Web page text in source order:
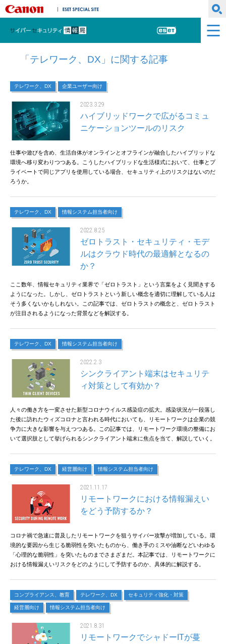
キヤノンマーケティングジャパン株式会社
サイバーセキュリティ情報局
ESET
「テレワーク、DX」に関する記事
テレワーク、DX 企業ユーザー向け
2023.3.29
ハイブリッドワークで広がるコミュ
ニケーションツールのリスク
仕事や遊びを含め、生活自体がオンラインとオフラインが融合したハイブリッドな
環境へ移り変わりつつある。こうしたハイブリッドな生活様式において、仕事とプ
ライベートで同じアプリを使用している場合、セキュリティ上のリスクはないのだ
ろうか。
テレワーク、DX 情報システム担当者向け
2022.8.25
ゼロトラスト・セキュリティ・モデ
ルはクラウド時代の最適解となるの
か？
ここ数年、情報セキュリティ業界で「ゼロトラスト」という言葉をよく見聞きする
ようになった。しかし、ゼロトラストという新しい概念を適切に理解している人は
そう多くないかもしれない。この記事では、ゼロトラストの概念と、ゼロトラスト
が注目されるようになった背景などを解説する。
テレワーク、DX 情報システム担当者向け
2022.2.3
シンクライアント端末はセキュリテ
ィ対策として有効か？
人々の働き方を一変させた新型コロナウイルス感染症の拡大。感染状況が一段落し
た後に訪れたウィズコロナと言われる時代においても、リモートワークは企業の競
争力に大きな影響を与えつつある。この記事では、リモートワーク環境の整備にお
いて選択肢として挙げられるシンクライアント端末に焦点を当て、解説していく。
テレワーク、DX 経営層向け 情報システム担当者向け
2021.11.17
リモートワークにおける情報漏えい
をどう予防するか？
コロナ禍で急速に普及したリモートワークを狙うサイバー攻撃が増加している。環
境的な要因から生じる脆弱性を突いたものから、働き手のミスや油断などいわゆる
「心理的な脆弱性」を突いたものまでさまざまだ。本記事では、リモートワークに
おける情報漏えいリスクをどのようにして予防するのか、具体的に解説する。
コンプライアンス、教育 テレワーク、DX セキュリティ強化・対策
経営層向け 情報システム担当者向け
2021.8.31
リモートワークでシャドーITが蔓